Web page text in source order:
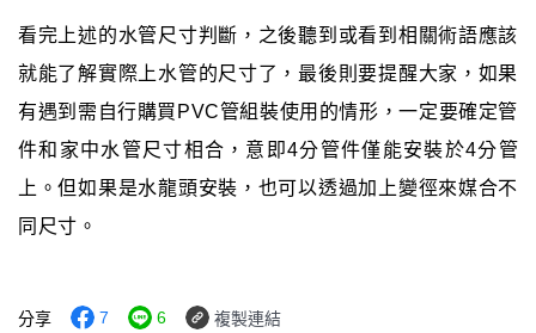
看完上述的水管尺寸判斷，之後聽到或看到相關術語應該
就能了解實際上水管的尺寸了，最後則要提醒大家，如果
有遇到需自行購買PVC管組裝使用的情形，一定要確定管
件和家中水管尺寸相合，意即4分管件僅能安裝於4分管
上。但如果是水龍頭安裝，也可以透過加上變徑來媒合不
同尺寸。
分享 7 6 複製連結